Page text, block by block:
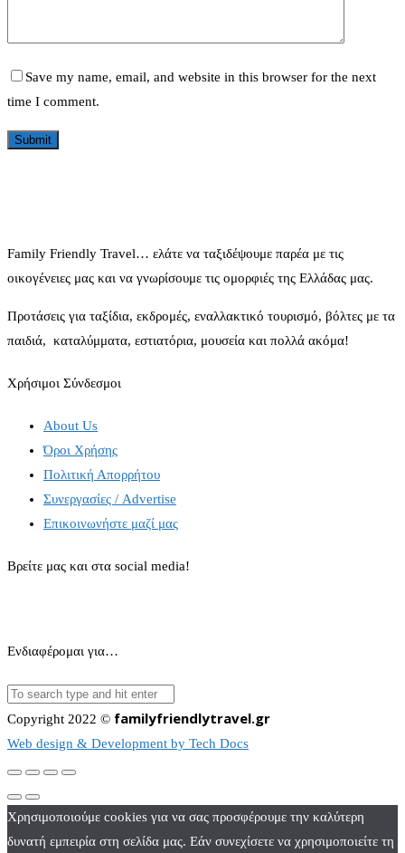
Save my name, email, and website in this browser for the next
time I comment.
Family Friendly Travel… ελάτε να ταξιδέψουμε παρέα με τις
οικογένειες μας και να γνωρίσουμε τις ομορφιές της Ελλάδας μας.
Προτάσεις για ταξίδια, εκδρομές, εναλλακτικό τουρισμό, βόλτες με τα
παιδιά, καταλύμματα, εστιατόρια, μουσεία και πολλά ακόμα!
Χρήσιμοι Σύνδεσμοι
About Us
Όροι Χρήσης
Πολιτική Απορρήτου
Συνεργασίες / Advertise
Επικοινωνήστε μαζί μας
Βρείτε μας και στα social media!
Ενδιαφέρομαι για…
Copyright 2022 © familyfriendlytravel.gr
Web design & Development by Tech Docs
Χρησιμοποιούμε cookies για να σας προσφέρουμε την καλύτερη
δυνατή εμπειρία στη σελίδα μας. Εάν συνεχίσετε να χρησιμοποιείτε τη